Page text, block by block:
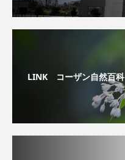
LINK コーザン自然百科